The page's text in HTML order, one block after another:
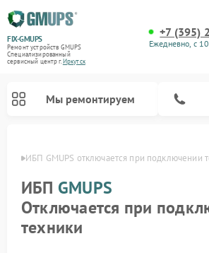
FIX-GMUPS
Ремонт устройств GMUPS
Специализированный
cервисный центр г.Иркутск
+7 (395)
Ежедневно, с
Мы ремонтируем
ИБП GMUPS отключается при подключении
ИБП GMUPS
Отключается при
техники